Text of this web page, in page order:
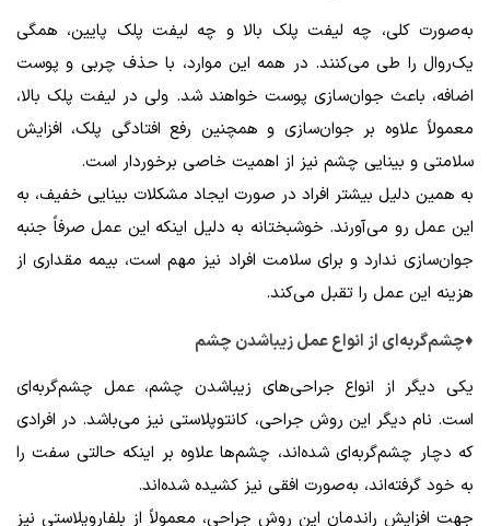
به‌صورت کلی، چه لیفت پلک بالا و چه لیفت پلک پایین، همگی
یک‌روال را طی می‌کنند. در همه این موارد، با حذف چربی و پوست
اضافه، باعث جوان‌سازی پوست خواهند شد. ولی در لیفت پلک بالا،
معمولاً علاوه بر جوان‌سازی و همچنین رفع افتادگی پلک، افزایش
سلامتی و بینایی چشم نیز از اهمیت خاصی برخوردار است.
به همین دلیل بیشتر افراد در صورت ایجاد مشکلات بینایی خفیف، به
این عمل رو می‌آورند. خوشبختانه به دلیل اینکه این عمل صرفاً جنبه
جوان‌سازی ندارد و برای سلامت افراد نیز مهم است، بیمه مقداری از
هزینه این عمل را تقبل می‌کند.
♦چشم‌گربه‌ای از انواع عمل زیباشدن چشم
یکی دیگر از انواع جراحی‌های زیباشدن چشم، عمل چشم‌گربه‌ای
است. نام دیگر این روش جراحی، کانتوپلاستی نیز می‌باشد. در افرادی
که دچار چشم‌گربه‌ای شده‌اند، چشم‌ها علاوه بر اینکه حالتی سفت را
به خود گرفته‌اند، به‌صورت افقی نیز کشیده شده‌اند.
جهت افزایش راندمان این روش جراحی، معمولاً از بلفاروپلاستی نیز